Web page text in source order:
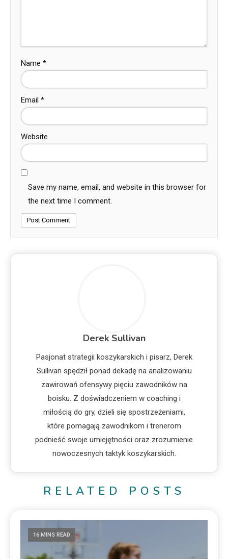
Name *
Email *
Website
Save my name, email, and website in this browser for
the next time I comment.
Derek Sullivan
Pasjonat strategii koszykarskich i pisarz, Derek
Sullivan spędził ponad dekadę na analizowaniu
zawirowań ofensywy pięciu zawodników na
boisku. Z doświadczeniem w coaching i
miłością do gry, dzieli się spostrzeżeniami,
które pomagają zawodnikom i trenerom
podnieść swoje umiejętności oraz zrozumienie
nowoczesnych taktyk koszykarskich.
RELATED POSTS
16 MINS READ